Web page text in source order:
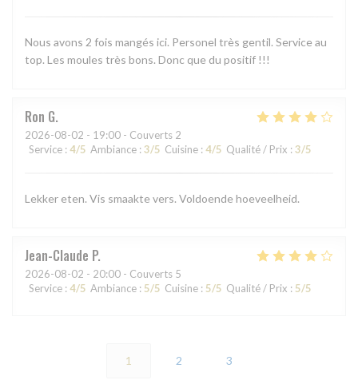
Nous avons 2 fois mangés ici. Personel très gentil. Service au
top. Les moules très bons. Donc que du positif !!!
Ron G
2026-08-02 - 19:00 - Couverts 2
Service : 4/5 Ambiance : 3/5 Cuisine : 4/5 Qualité / Prix : 3/5
Lekker eten. Vis smaakte vers. Voldoende hoeveelheid.
Jean-Claude P
2026-08-02 - 20:00 - Couverts 5
Service : 4/5 Ambiance : 5/5 Cuisine : 5/5 Qualité / Prix : 5/5
1 2 3